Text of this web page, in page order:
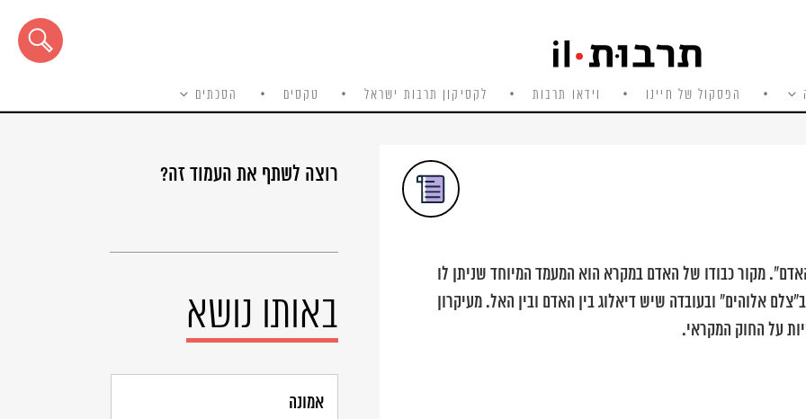
הפסקול של חיינו וידאו תרבות לקסיקון תרבות ישראל טקסים הסכתים
מקור כבודו של האדם במקרא הוא המעמד המיוחד שניתן לו
אלוהים" ובעובדה שיש דיאלוג בין האדם ובין האל. מעיקרון
על החוק המקראי.
רוצה לשתף את העמוד זה?
באותו נושא
אמונה